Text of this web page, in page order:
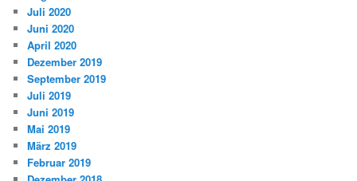
Juli 2020
Juni 2020
April 2020
Dezember 2019
September 2019
Juli 2019
Juni 2019
Mai 2019
März 2019
Februar 2019